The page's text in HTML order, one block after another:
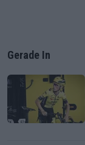
Gerade In